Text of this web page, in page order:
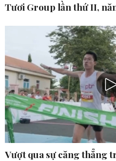
Tươi Group lần thứ II,
Vượt qua sự căng thẳng